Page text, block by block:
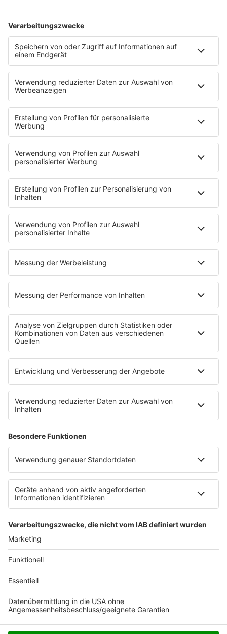
Anzeige
das nicht vor Gericht kommt“, sagte Laumann
Weihnachtsmärktewerden durch die neue
Coronaschutz-Verordnung unter Auflagen erlaubt.
Voraussetzungen sind eine Zugangssteuerung, ein
Hygienekonzept und Namenslisten für Stehtische
etwa an Glühweinständen. Es gibt keine
durchgehende Maskenpflicht. An Ständen müssen
Verkäufer und Kunden zwar eine Mund-Nasen-
Bedeckung tragen. In den Gängen zwischen den
Marktständen ist eine Maske dagegen „nicht
zwingend“.
Entgegen einiger Forderungen soll es in NRW
keine generellen Alkoholverbotegeben. NRW-
Gesundheitsminister Laumann sagt, er könne sich
das - wenn überhaupt - nur vorstellen, falls die
Ursache für ansteigende Zahlen überhaupt nicht
klar sei.„Wenn sich vier Doppelkopf-Freunde in
der Kneipe treffen, warum sollen sie dann kein
Bier dazu trinken, wenn der Wirt danach die Gläser
bei 60 Grad spült?“.
In NRW istkeine Maskenpflicht am
sehe keinen Anlass dafür, dass es in NRW wie in
Berlin allgemeine Regelungen über alle Behörden
und Büros hinweg geben müsste, sagte Laumann.
Corona-Infektionen am Arbeitsplatz machten nur
Sobald es möglich ist, will der NRW-
GesundheitsministerSchnelltestseinsetzen. Mit
ihnen kann innerhalb einer halben Stunde ermittelt
werden, ob jemand infiziert ist oder nicht.
Laumann will bis Anfang November die Details
klären und darüber informieren. Er rechne damit,
dass die Krankenkassen die Kosten für die
Schnell-Tests tragen, sagte er in Düsseldorf.
Autor: José Narciandi mit dpa
Anzeige
Anzeige